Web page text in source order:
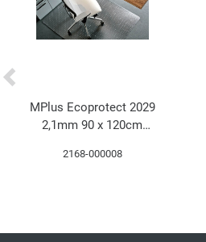
MPlus Ecoprotect 2029
2,1mm 90 x 120cm
mit Noppen 17-0900
2168-000008